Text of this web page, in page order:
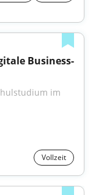
Business-
im
Vollzeit